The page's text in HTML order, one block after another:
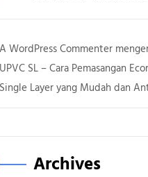
A WordPress Commenter
UPVC SL – Cara Pemasangan
Single Layer yang Mudah dan
Archives